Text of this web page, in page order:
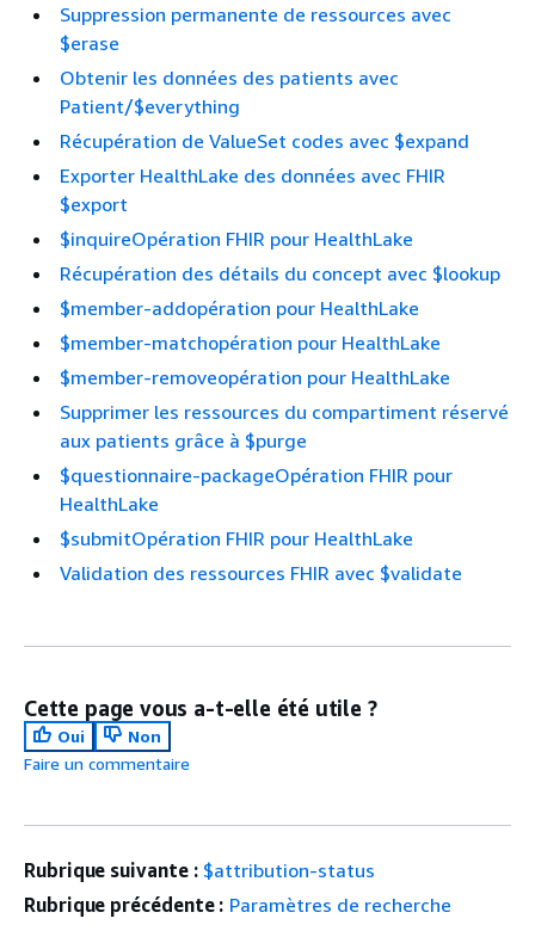
Suppression permanente de ressources avec
$erase
Obtenir les données des patients avec
Patient/$everything
Récupération de ValueSet codes avec $expand
Exporter HealthLake des données avec FHIR
$export
$inquireOpération FHIR pour HealthLake
Récupération des détails du concept avec $lookup
$member-addopération pour HealthLake
$member-matchopération pour HealthLake
$member-removeopération pour HealthLake
Supprimer les ressources du compartiment réservé
aux patients grâce à $purge
$questionnaire-packageOpération FHIR pour
HealthLake
$submitOpération FHIR pour HealthLake
Validation des ressources FHIR avec $validate
Cette page vous a-t-elle été utile ?
Oui
Non
Faire un commentaire
Rubrique suivante : $attribution-status
Rubrique précédente : Paramètres de recherche